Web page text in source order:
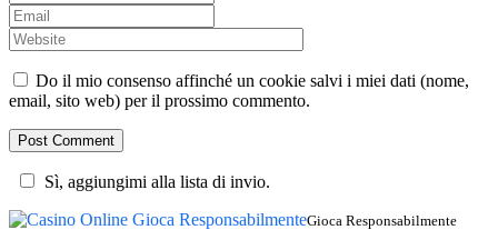
Do il mio consenso affinché un cookie salvi i miei dati (nome,
email, sito web) per il prossimo commento.
Sì, aggiungimi alla lista di invio.
Gioca Responsabilmente